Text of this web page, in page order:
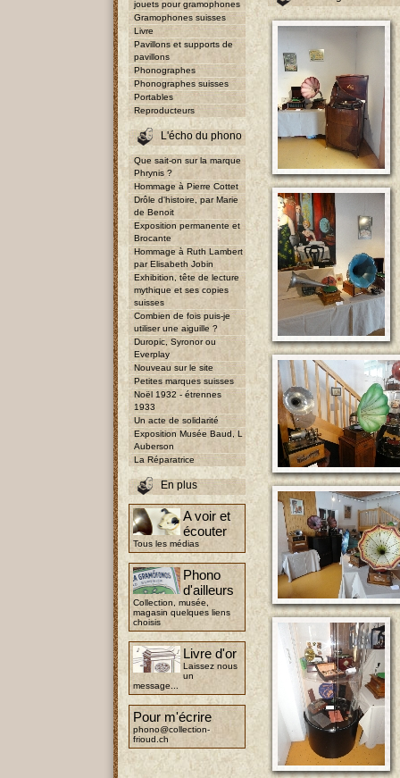
jouets pour gramophones
Gramophones suisses
Livre
Pavillons et supports de
pavillons
Phonographes
Phonographes suisses
Portables
Reproducteurs
L'écho du phono
Que sait-on sur la marque
Phrynis ?
Hommage à Pierre Cottet
Drôle d'histoire, par Marie
de Benoit
Exposition permanente et
Brocante
Hommage à Ruth Lambert
par Elisabeth Jobin
Exhibition, tête de lecture
mythique et ses copies
suisses
Combien de fois puis-je
utiliser une aiguille ?
Duropic, Syronor ou
Everplay
Nouveau sur le site
Petites marques suisses
Noël 1932 - étrennes
1933
Un acte de solidarité
Exposition Musée Baud, L
Auberson
La Réparatrice
En plus
A voir et
écouter
Tous les médias
Phono
d'ailleurs
Collection, musée,
magasin quelques liens
choisis
Livre d'or
Laissez nous
un
message...
Pour m'écrire
phono@collection-
frioud.ch